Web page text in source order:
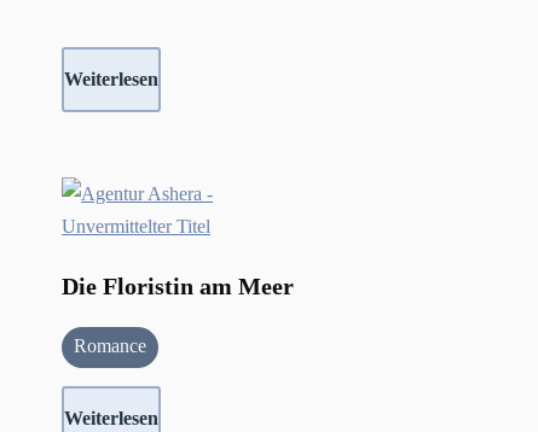
Weiterlesen
Die Floristin am Meer
Romance
Weiterlesen